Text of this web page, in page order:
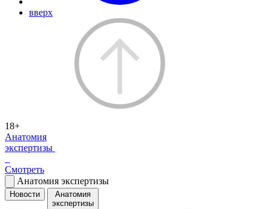
вверх
18+
Анатомия
экспертизы
Смотреть
Анатомия экспертизы
Новости
Анатомия
экспертизы